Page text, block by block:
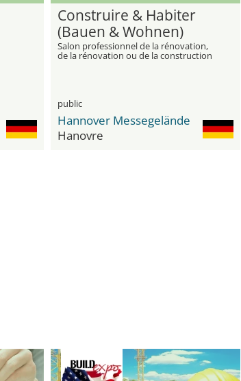
Construire & Habiter
(Bauen & Wohnen)
Salon professionnel de la rénovation,
de la rénovation ou de la construction
public
Hannover Messegelände
Hanovre